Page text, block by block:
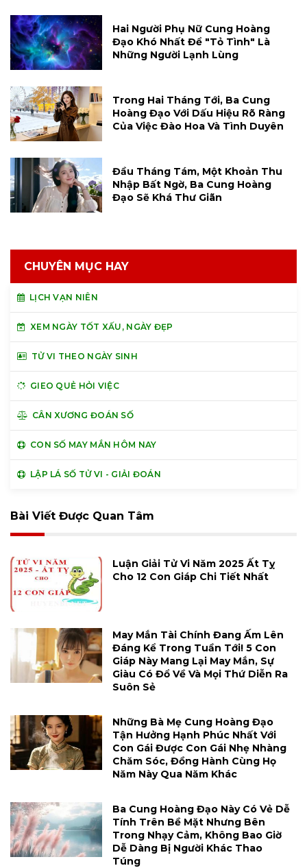
Hai Người Phụ Nữ Cung Hoàng
Đạo Khó Nhất Để "tỏ Tình" Là
Những Người Lạnh Lùng
Trong Hai Tháng Tới, Ba Cung
Hoàng Đạo Với Dấu Hiệu Rõ Ràng
Của Việc Đào Hoa Và Tình Duyên
Đầu Tháng Tám, Một Khoản Thu
Nhập Bất Ngờ, Ba Cung Hoàng
Đạo Sẽ Khá Thư Giãn
CHUYÊN MỤC HAY
LỊCH VẠN NIÊN
XEM NGÀY TỐT XẤU, NGÀY ĐẸP
TỬ VI THEO NGÀY SINH
GIEO QUẺ HỎI VIỆC
CÂN XƯƠNG ĐOÁN SỐ
CON SỐ MAY MẮN HÔM NAY
LẬP LÁ SỐ TỬ VI - GIẢI ĐOÁN
Bài Viết Được Quan Tâm
Luận Giải Tử Vi Năm 2025 Ất Tỵ
Cho 12 Con Giáp Chi Tiết Nhất
May Mắn Tài Chính Đang Ấm Lên
Đáng Kể Trong Tuần Tới! 5 Con
Giáp Này Mang Lại May Mắn, Sự
Giàu Có Đổ Về Và Mọi Thứ Diễn Ra
Suôn Sẻ
Những Bà Mẹ Cung Hoàng Đạo
Tận Hưởng Hạnh Phúc Nhất Với
Con Gái Được Con Gái Nhẹ Nhàng
Chăm Sóc, Đồng Hành Cùng Họ
Năm Này Qua Năm Khác
Ba Cung Hoàng Đạo Này Có Vẻ Dễ
Tính Trên Bề Mặt Nhưng Bên
Trong Nhạy Cảm, Không Bao Giờ
Dễ Dàng Bị Người Khác Thao
Túng